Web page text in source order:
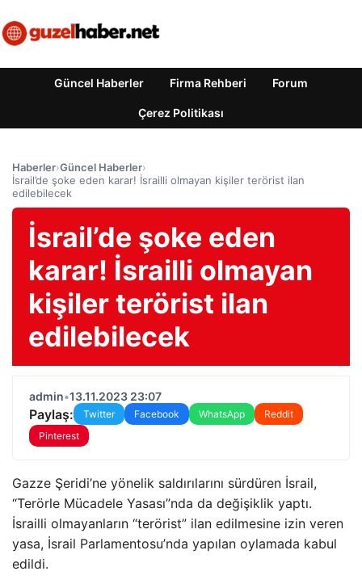
Güncel Haberler Firma Rehberi Forum
Çerez Politikası
Haberler›Güncel Haberler›
İsrail’de şoke eden karar! İsrailli olmayan kişiler terörist ilan
edilebilecek
İsrail’de şoke eden
karar! İsrailli olmayan
kişiler terörist ilan
edilebilecek
admin•13.11.2023 23:07
Paylaş: Twitter Facebook WhatsApp
Reddit
Pinterest
Gazze Şeridi’ne yönelik saldırılarını sürdüren İsrail,
“Terörle Mücadele Yasası”nda da değişiklik yaptı.
İsrailli olmayanların “terörist” ilan edilmesine izin veren
yasa, İsrail Parlamentosu’nda yapılan oylamada kabul
edildi.